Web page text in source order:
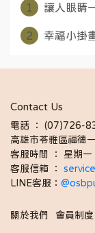
1 讓人眼睛
2 幸福小掛
Contact Us
電話 ： (07)726-
高雄市苓雅區福德
客服時間 ： 星期
客服信箱 ：
LINE客服：
關於我們 會員制度